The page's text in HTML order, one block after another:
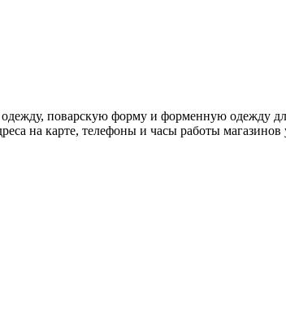
поварскую форму и форменную одежду
на карте, телефоны и часы работы